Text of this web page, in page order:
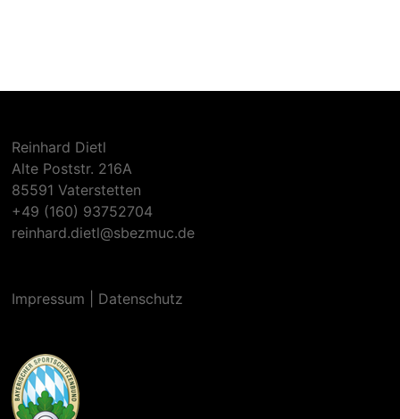
Reinhard Dietl
Alte Poststr. 216A
85591 Vaterstetten
+49 (160) 93752704
reinhard.dietl@sbezmuc.de
Impressum Datenschutz